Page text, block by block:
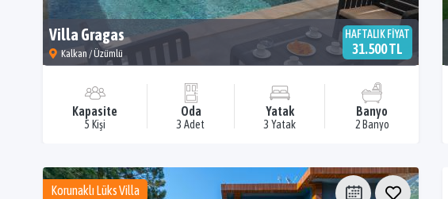
Villa Gragas
Kalkan / Üzümlü
HAFTALIK FİYAT
31.500 TL
Kapasite
5 Kişi
Oda
3 Adet
Yatak
3 Yatak
Banyo
2 Banyo
Korunaklı Lüks Villa